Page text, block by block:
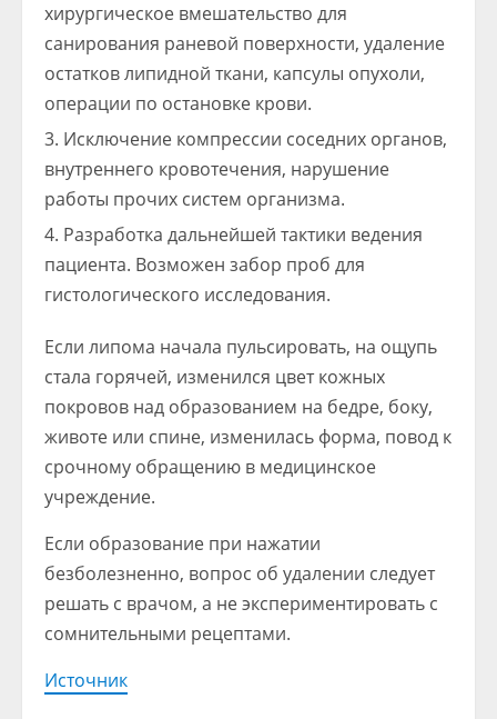
хирургическое вмешательство для
санирования раневой поверхности, удаление
остатков липидной ткани, капсулы опухоли,
операции по остановке крови.
Исключение компрессии соседних органов,
внутреннего кровотечения, нарушение
работы прочих систем организма.
Разработка дальнейшей тактики ведения
пациента. Возможен забор проб для
гистологического исследования.
Если липома начала пульсировать, на ощупь
стала горячей, изменился цвет кожных
покровов над образованием на бедре, боку,
животе или спине, изменилась форма, повод к
срочному обращению в медицинское
учреждение.
Если образование при нажатии
безболезненно, вопрос об удалении следует
решать с врачом, а не экспериментировать с
сомнительными рецептами.
Источник